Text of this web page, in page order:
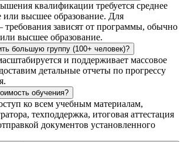
квалификации требуется среднее
или высшее образование. Для
зависят от программы, обычно
высшее образование.
большую группу (100+ человек)?
и поддерживает массовое
детальные отчеты по прогрессу
обучения?
ко всем учебным материалам,
техподдержка, итоговая аттестация
документов установленного